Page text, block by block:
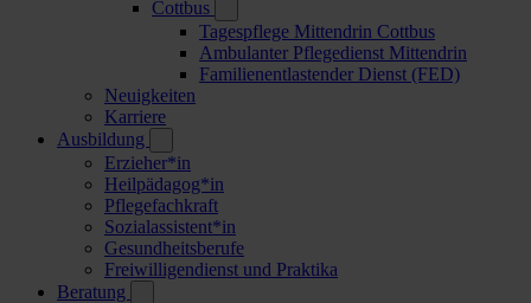
Cottbus
Tagespflege Mittendrin Cottbus
Ambulanter Pflegedienst Mittendrin
Familienentlastender Dienst (FED)
Neuigkeiten
Karriere
Ausbildung
Erzieher*in
Heilpädagog*in
Pflegefachkraft
Sozialassistent*in
Gesundheitsberufe
Freiwilligendienst und Praktika
Beratung